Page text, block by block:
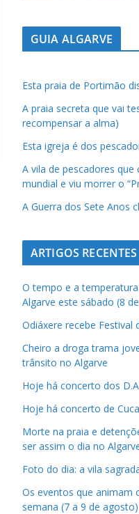
GUIA ALGARVE
Esta praia de Portimão
A praia secreta que vai
recompensar a alma)
Esta igreja é dos
A vila de pescadores
mundial e viu morrer o
A Guerra dos Sete Anos
ARTIGOS RECENTES
O tempo e a
Algarve este sábado (8
Odiáxere recebe Festival
Cheiro a droga trama
trânsito no Algarve
Hoje há concerto dos
Hoje há concerto de
Morte na praia e
ser assim o dia no
Foto do dia: a vila
Os eventos que animam
semana (7 a 9 de agosto)